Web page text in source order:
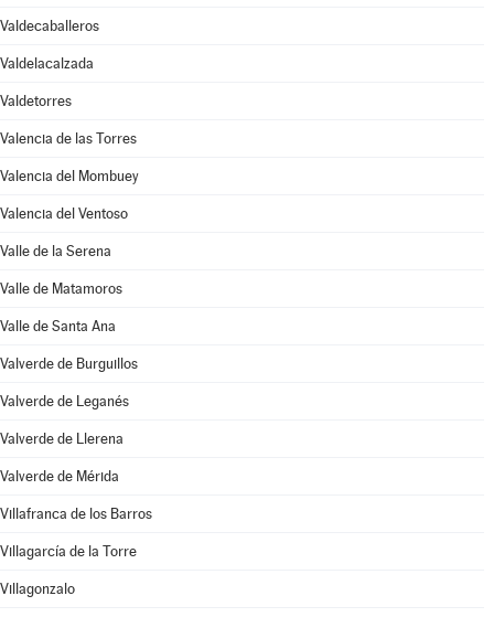
Valdecaballeros
Valdelacalzada
Valdetorres
Valencia de las Torres
Valencia del Mombuey
Valencia del Ventoso
Valle de la Serena
Valle de Matamoros
Valle de Santa Ana
Valverde de Burguillos
Valverde de Leganés
Valverde de Llerena
Valverde de Mérida
Villafranca de los Barros
Villagarcía de la Torre
Villagonzalo